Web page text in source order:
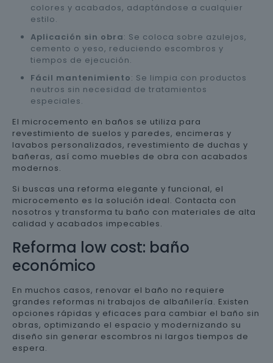
colores y acabados, adaptándose a cualquier
estilo.
Aplicación sin obra: Se coloca sobre azulejos,
cemento o yeso, reduciendo escombros y
tiempos de ejecución.
Fácil mantenimiento: Se limpia con productos
neutros sin necesidad de tratamientos
especiales.
El microcemento en baños se utiliza para
revestimiento de suelos y paredes, encimeras y
lavabos personalizados, revestimiento de duchas y
bañeras, así como muebles de obra con acabados
modernos.
Si buscas una reforma elegante y funcional, el
microcemento es la solución ideal. Contacta con
nosotros y transforma tu baño con materiales de alta
calidad y acabados impecables.
Reforma low cost: baño
económico
En muchos casos, renovar el baño no requiere
grandes reformas ni trabajos de albañilería. Existen
opciones rápidas y eficaces para cambiar el baño sin
obras, optimizando el espacio y modernizando su
diseño sin generar escombros ni largos tiempos de
espera.